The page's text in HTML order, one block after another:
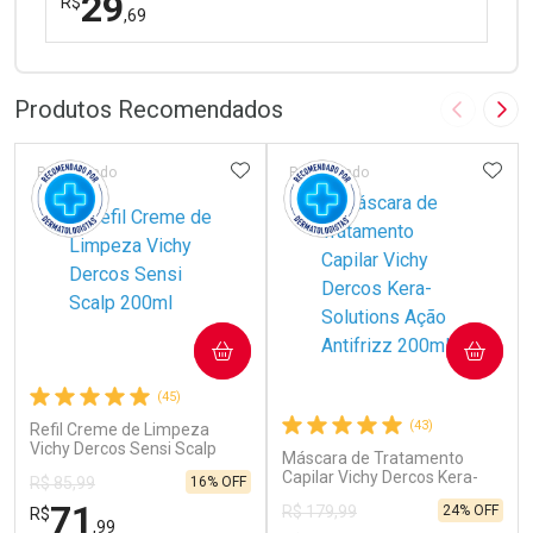
,69
Laboratório
Comprar sem Desconto
Por Menos
Comprar sem Desconto
Produtos Recomendados Imagem
(45)
Refil Creme de Limpeza
Vichy Dercos Sensi Scalp
Patrocinado
R$ 85,99
R$71 ,99
16% OFF
ADICIONAR AOS FAVORITOS
COMPRAR
(43)
Máscara de Tratamento
Capilar Vichy Dercos Kera-
Solutions Ação Antifrizz
200ml
Patrocinado
R$ 179,99
24% OFF
COMPRAR